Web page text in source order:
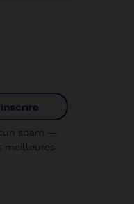
spam —
meilleures